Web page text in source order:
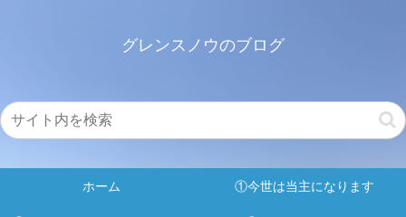
グレンスノウのブログ
ホーム ①今世は当主になります